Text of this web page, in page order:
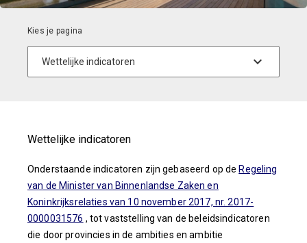
Wettelijke indicatoren
Onderstaande indicatoren zijn gebaseerd op de Regeling
van de Minister van Binnenlandse Zaken en
Koninkrijksrelaties van 10 november 2017, nr. 2017-
0000031576 , tot vaststelling van de beleidsindicatoren
die door provincies in de ambities en ambitie